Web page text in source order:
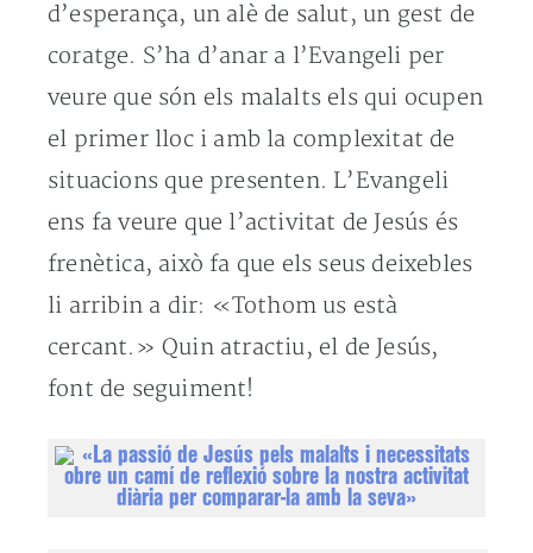
d’esperança, un alè de salut, un gest de
coratge. S’ha d’anar a l’Evangeli per
veure que són els malalts els qui ocupen
el primer lloc i amb la complexitat de
situacions que presenten. L’Evangeli
ens fa veure que l’activitat de Jesús és
frenètica, això fa que els seus deixebles
li arribin a dir: «Tothom us està
cercant.» Quin atractiu, el de Jesús,
font de seguiment!